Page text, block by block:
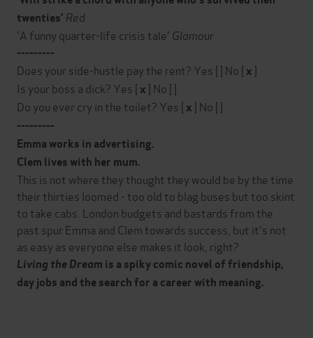
twenties' Red
'A funny quarter-life crisis tale' Glamour
---------
Does your side-hustle pay the rent? Yes [ ] No [ x ]
Is your boss a dick? Yes [ x ] No [ ]
Do you ever cry in the toilet? Yes [ x ] No [ ]
---------
Emma works in advertising.
Clem lives with her mum.
This is not where they thought they would be by the time
their thirties loomed - too old to blag buses but too skint
to take cabs. London budgets and bastards from the
past spur Emma and Clem towards success, but it's not
as easy as everyone else makes it look, right?
Living the Dream is a spiky comic novel of friendship,
day jobs and the search for a career with meaning.